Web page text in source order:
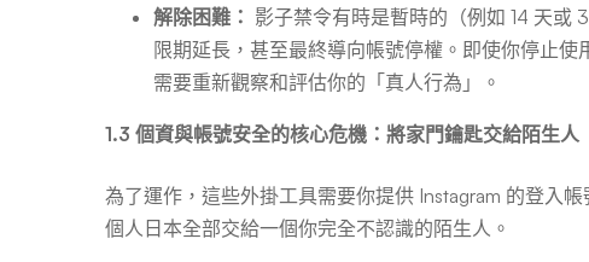
解除困難： 影子禁令有時是暫時的（例如 14 天或
限期延長，甚至最終導向帳號停權。即使你停止
需要重新觀察和評估你的「真人行為」。
1.3 個資與帳號安全的核心危機：將家門鑰匙交給陌生人
為了運作，這些外掛工具需要你提供 Instagram 的登入
個人日本全部交給一個你完全不認識的陌生人。